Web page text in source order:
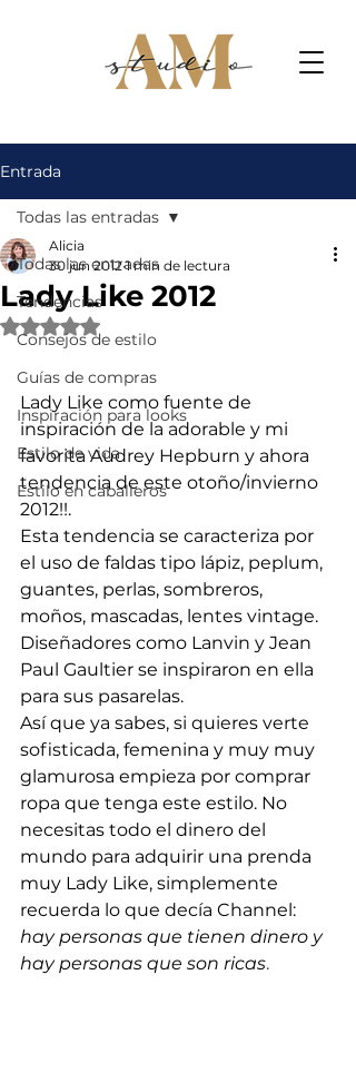
Entrada
Todas las entradas
Tendencias
Consejos de estilo
Guías de compras
Inspiración para looks
Estilo de vida
Estilo en caballeros
Todas las entradas
Lady Like 2012
Alicia
30 jun 2012 1 min de lectura
Obtuvo NaN de 5 estrellas.
Lady Like como fuente de
inspiración de la adorable y mi
favorita Audrey Hepburn y ahora
tendencia de este otoño/invierno
2012!!.
Esta tendencia se caracteriza por
el uso de faldas tipo lápiz, peplum,
guantes, perlas, sombreros,
moños, mascadas, lentes vintage.
Diseñadores como Lanvin y Jean
Paul Gaultier se inspiraron en ella
para sus pasarelas.
Así que ya sabes, si quieres verte
sofisticada, femenina y muy muy
glamurosa empieza por comprar
ropa que tenga este estilo. No
necesitas todo el dinero del
mundo para adquirir una prenda
muy Lady Like, simplemente
recuerda lo que decía Channel:
hay personas que tienen dinero y
hay personas que son ricas.